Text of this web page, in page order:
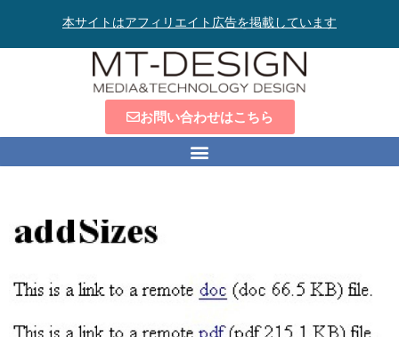
本サイトはアフィリエイト広告を掲載しています
お問い合わせはこちら